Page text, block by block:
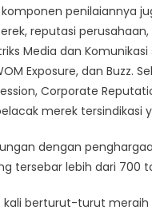
penilaiannya
reputasi
Media dan
Exposure, dan Buzz.
Corporate
merek
dengan
tersebar lebih dari 700
kali berturut-turut meraih